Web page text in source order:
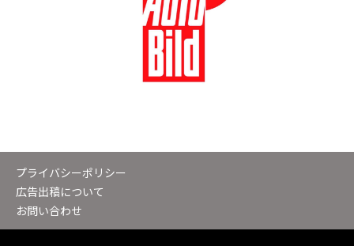
プライバシーポリシー
広告出稿について
お問い合わせ